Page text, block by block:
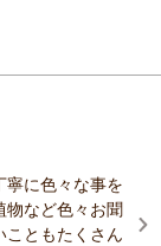
寧に色々な事を
物など色々お聞
こともたくさん